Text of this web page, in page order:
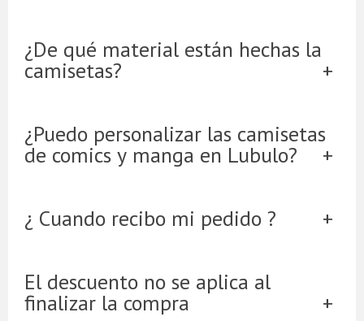
¿De qué material están hechas la
camisetas?
¿Puedo personalizar las camisetas
de comics y manga en Lubulo?
¿ Cuando recibo mi pedido ?
El descuento no se aplica al
finalizar la compra